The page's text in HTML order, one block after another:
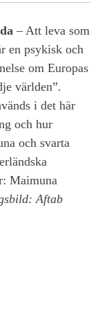
– Att leva som
en psykisk och
om Europas
världen”.
i det här
och hur
och svarta
Maimuna
Aftab